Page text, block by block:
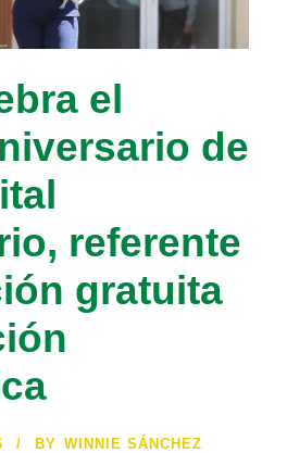
el
de
referente
gratuita
BY WINNIE SÁNCHEZ